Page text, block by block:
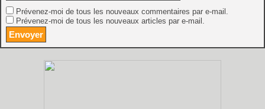
Prévenez-moi de tous les nouveaux commentaires par e-mail.
Prévenez-moi de tous les nouveaux articles par e-mail.